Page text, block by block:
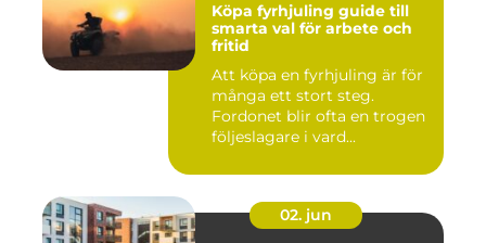
Köpa fyrhjuling guide till
smarta val för arbete och
fritid
Att köpa en fyrhjuling är för
många ett stort steg.
Fordonet blir ofta en trogen
följeslagare i vard...
02. jun